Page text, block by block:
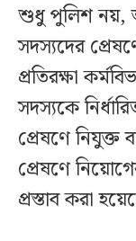
শুধু পুলিশ নয়,
সদস্যদের
প্রতিরক্ষা
সদস্যকে
প্রেষণে নিযুক্ত
প্রেষণে
প্রস্তাব করা